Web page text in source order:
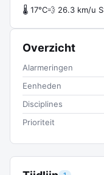
🌡 17°C💨 26.3 km/u
Overzicht
Alarmeringen
Eenheden
Disciplines
Prioriteit